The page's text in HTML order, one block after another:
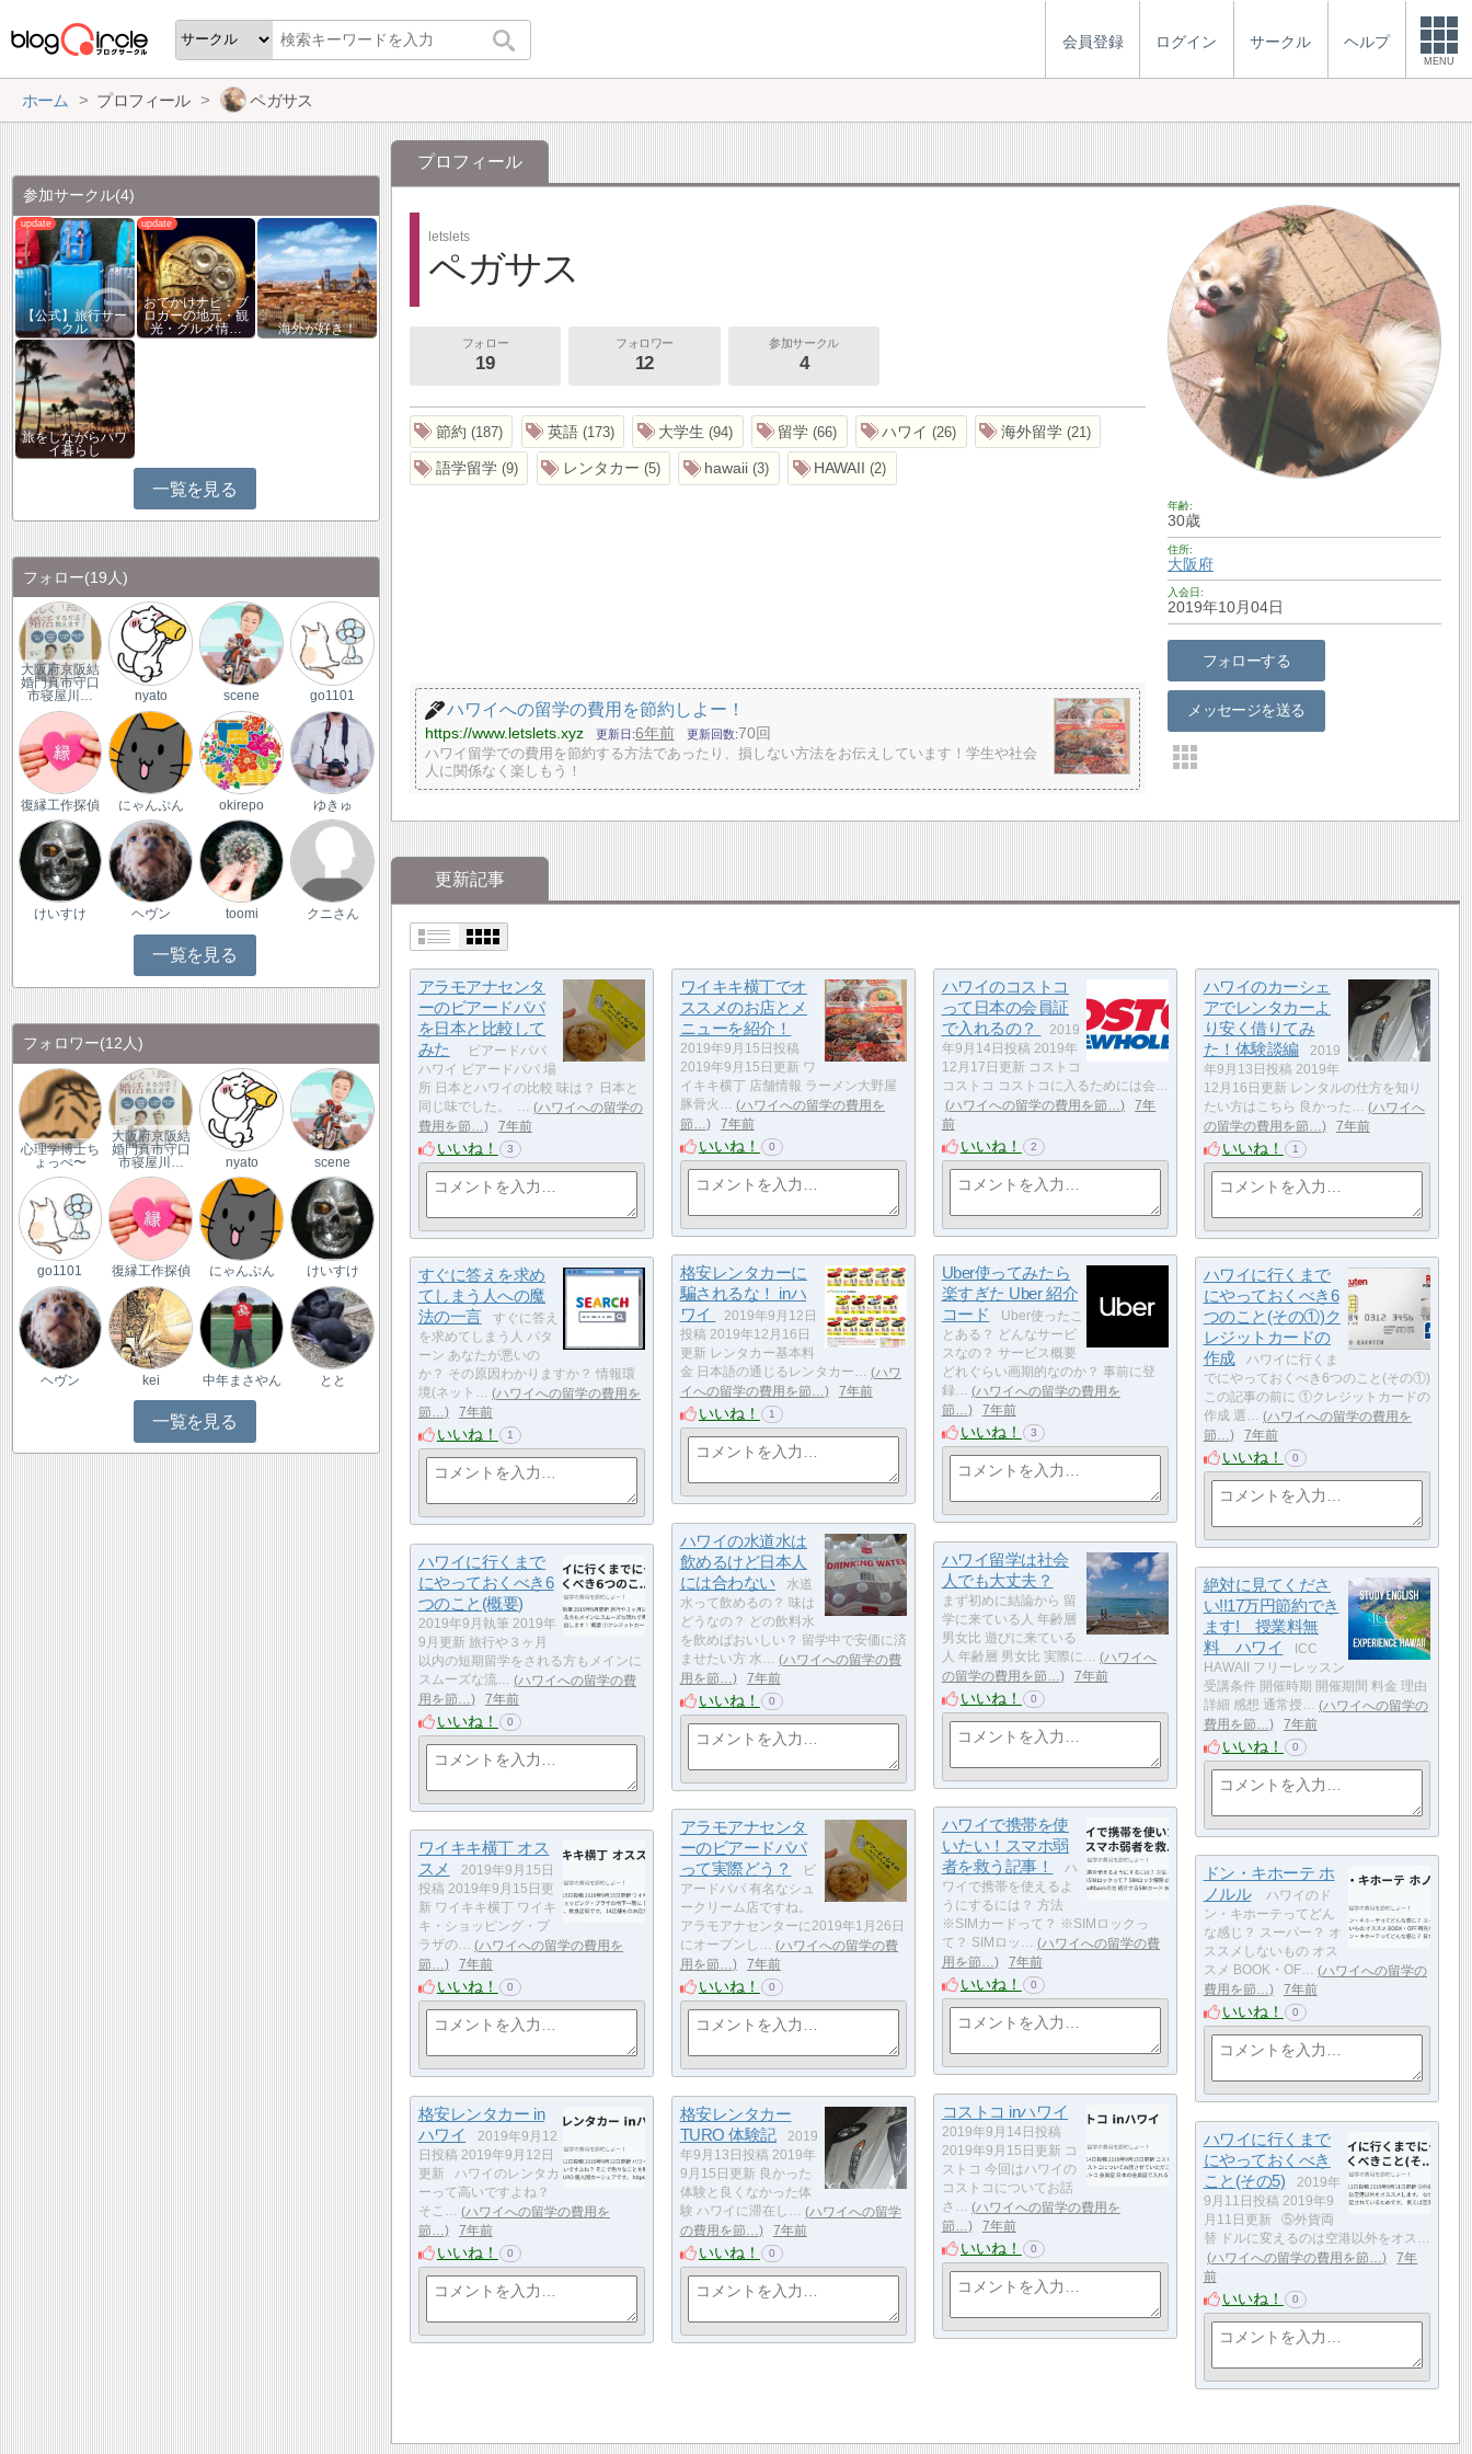
会員登録 ログイン サークル ヘルプ
MENU
ホーム プロフィール ペガサス
プロフィール
letslets
ペガサス
フォロー
19
フォロワー
12
参加サークル
4
年齢
30歳
住所
大阪府
入会日
2019年10月04日
フォローする
メッセージを送る
節約 187 英語 173 大学生 94 留学 66 ハワイ 26 海外留学 21
語学留学 9 レンタカー 5 hawaii 3 HAWAII 2
ハワイへの留学の費用を節約しよー！
https://www.letslets.xyz 更新日 6年前 更新回数 70回
ハワイ留学での費用を節約する方法であったり、損しない方法をお伝えしています！学生や社会
人に関係なく楽しもう！
更新記事
アラモアナセンタ
ーのビアードパパ
を日本と比較して
みた
ビアードパパ
ハワイ ビアードパパ 場
所 日本とハワイの比較 味は？ 日本と
同じ味でした。 …
ハワイへの留学の
費用を節…
7年前
いいね！ 3
ワイキキ横丁でオ
ススメのお店とメ
ニューを紹介！
2019年9月15日投稿
2019年9月15日更新 ワ
イキキ横丁 店舗情報 ラーメン大野屋
豚骨火…
ハワイへの留学の費用を
節…
7年前
いいね！ 0
ハワイのコストコ
って日本の会員証
で入れるの？
2019
年9月14日投稿 2019年
12月17日更新 コストコ
コストコ コストコに入るためには会…
ハワイへの留学の費用を節…
7年
前
いいね！ 2
ハワイのカーシェ
アでレンタカーよ
り安く借りてみ
た！体験談編
2019
年9月13日投稿 2019年
12月16日更新 レンタルの仕方を知り
たい方はこちら 良かった…
ハワイへ
の留学の費用を節…
7年前
いいね！ 1
格安レンタカーに
騙されるな！ inハ
ワイ
2019年9月12日
投稿 2019年12月16日
更新 レンタカー基本料
金 日本語の通じるレンタカー…
ハワ
イへの留学の費用を節…
7年前
いいね！ 1
Uber使ってみたら
楽すぎた Uber 紹介
コード
Uber使ったこ
とある？ どんなサービ
スなの？ サービス概要
どれぐらい画期的なのか？ 事前に登
録…
ハワイへの留学の費用を
節…
7年前
いいね！ 3
すぐに答えを求め
てしまう人への魔
法の一言
すぐに答え
を求めてしまう人 パタ
ーン あなたが悪いの
か？ その原因わかりますか？ 情報環
境(ネット…
ハワイへの留学の費用を
節…
7年前
いいね！ 1
ハワイに行くまで
にやっておくべき6
つのこと(その①)ク
レジットカードの
作成
ハワイに行くま
でにやっておくべき6つのこと(その①)
この記事の前に ①クレジットカードの
作成 選…
ハワイへの留学の費用を
節…
7年前
いいね！ 0
ハワイの水道水は
飲めるけど日本人
には合わない
水道
水って飲めるの？ 味は
どうなの？ どの飲料水
を飲めばおいしい？ 留学中で安価に済
ませたい方 水…
ハワイへの留学の費
用を節…
7年前
いいね！ 0
ハワイ留学は社会
人でも大丈夫？
まず初めに結論から 留
学に来ている人 年齢層
男女比 遊びに来ている
人 年齢層 男女比 実際に…
ハワイへ
の留学の費用を節…
7年前
いいね！ 0
ハワイに行くまで
にやっておくべき6
つのこと(概要)
2019年9月執筆 2019年
9月更新 旅行や３ヶ月
以内の短期留学をされる方もメインに
スムーズな流…
ハワイへの留学の費
用を節…
7年前
いいね！ 0
絶対に見てくださ
い!!17万円節約でき
ます! 授業料無
料 ハワイ
ICC
HAWAII フリーレッスン
受講条件 開催時期 開催期間 料金 理由
詳細 感想 通常授…
ハワイへの留学の
費用を節…
7年前
いいね！ 0
ハワイで携帯を使
いたい！スマホ弱
者を救う記事！
ハ
ワイで携帯を使えるよ
うにするには？ 方法
※SIMカードって？ ※SIMロックっ
て？ SIMロッ…
ハワイへの留学の費
用を節…
7年前
いいね！ 0
アラモアナセンタ
ーのビアードパパ
って実際どう？
ビ
アードパパ 有名なシュ
ークリーム店ですね。
アラモアナセンターに2019年1月26日
にオープンし…
ハワイへの留学の費
用を節…
7年前
いいね！ 0
ワイキキ横丁 オス
スメ
2019年9月15日
投稿 2019年9月15日更
新 ワイキキ横丁 ワイキ
キ・ショッピング・プ
ラザの…
ハワイへの留学の費用を
節…
7年前
いいね！ 0
ドン・キホーテ ホ
ノルル
ハワイのド
ン・キホーテってどん
な感じ？ スーパー？ オ
ススメしないもの オス
スメ BOOK・OF…
ハワイへの留学の
費用を節…
7年前
いいね！ 0
コストコ inハワイ
2019年9月14日投稿
2019年9月15日更新 コ
ストコ 今回はハワイの
コストコについてお話
さ…
ハワイへの留学の費用を
節…
7年前
いいね！ 0
格安レンタカー in
ハワイ
2019年9月12
日投稿 2019年9月12日
更新 ハワイのレンタカ
ーって高いですよね？
そこ…
ハワイへの留学の費用を
節…
7年前
いいね！ 0
格安レンタカー
TURO 体験記
2019
年9月13日投稿 2019年
9月15日更新 良かった
体験と良くなかった体
験 ハワイに滞在し…
ハワイへの留学
の費用を節…
7年前
いいね！ 0
ハワイに行くまで
にやっておくべき
こと(その5)
2019年
9月11日投稿 2019年9
月11日更新 ⑤外貨両
替 ドルに変えるのは空港以外をオス…
ハワイへの留学の費用を節…
7年
前
いいね！ 0
参加サークル(4)
【公式】旅行サー
クル
おでかけナビ：ブ
ロガーの地元・観
光・グルメ情…
海外が好き！
旅をしながらハワ
イ暮らし
一覧を見る
フォロー(19人)
大阪府京阪結
婚門真市守口
市寝屋川…
nyato scene go1101
復縁工作探偵 にゃんぷん okirepo ゆきゅ
けいすけ ヘヴン toomi クニさん
一覧を見る
フォロワー(12人)
心理学博士ち
ょっぺ〜
大阪府京阪結
婚門真市守口
市寝屋川…
nyato scene
go1101 復縁工作探偵 にゃんぷん けいすけ
ヘヴン kei 中年まさやん とと
一覧を見る